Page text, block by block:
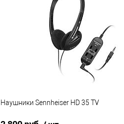
Купить в 1 клик
В наличии
Наушники Sennheiser HD 35 TV